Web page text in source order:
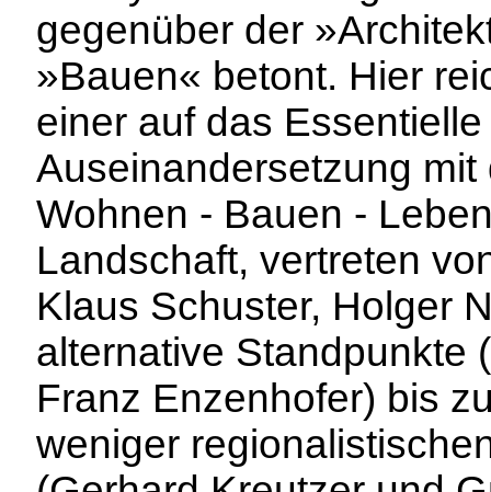
gegenüber der
»Bauen« betont. Hier
einer auf das
Auseinandersetzung
Wohnen - Bauen -
Landschaft, vertreten
Klaus Schuster, Holger
alternative Standpunkte
Franz Enzenhofer) bis
weniger